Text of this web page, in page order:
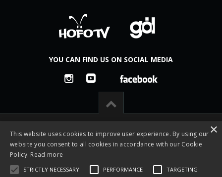
YOU CAN FIND US ON SOCIAL MEDIA
×
This website uses cookies to improve user experience. By using our
website you consent to all cookies in accordance with our Cookie
Policy. Read more
STRICTLY NECESSARY PERFORMANCE TARGETING